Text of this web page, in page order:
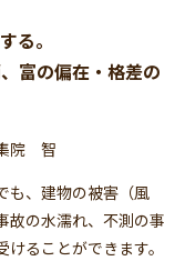
る。
富の偏在・格差の
院 智
も、建物の被害（風
故の水濡れ、不測の事
ることができます。